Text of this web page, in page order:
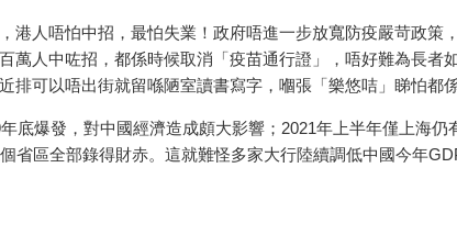
人唔怕中招，最怕失業！政府唔進一步放寬防疫嚴苛政策
萬人中咗招，都係時候取消「疫苗通行證」，唔好難為長
排可以唔出街就留喺陋室讀書寫字，嗰張「樂悠咭」睇怕都
爆發，對中國經濟造成頗大影響；2021年上半年僅上海仍
個省區全部錄得財赤。這就難怪多家大行陸續調低中國今年